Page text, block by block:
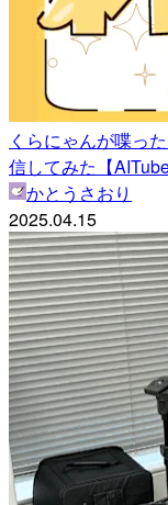
くらにゃんが喋っ
信してみた【
かとうさおり
2025.04.15